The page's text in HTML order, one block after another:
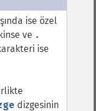
ise özel
ve .
ise
dizgesinin